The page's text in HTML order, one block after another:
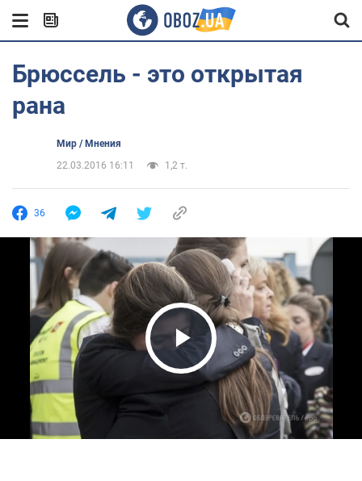
Брюссель - это открытая
рана
Мир / Мнения
22.03.2016 16:11
1,2 т.
36
Play Video